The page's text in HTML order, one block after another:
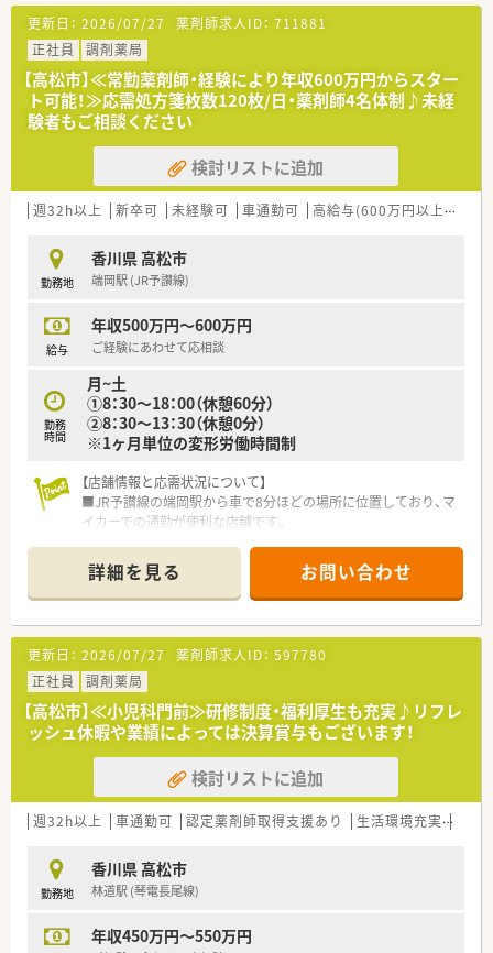
＜こんな方にもオススメ＞
■地域に根差して働きたい方
■自分の頑張りに合わせしっかりとした収入を得たい方
更新日： 2026/07/27 薬剤師求人ID： 711881
正社員
調剤薬局
【高松市】≪常勤薬剤師・経験により年収600万円からスター
ト可能！≫応需処方箋枚数120枚/日・薬剤師4名体制♪未経
験者もご相談ください
検討リストに追加
週32h以上 新卒可 未経験可 車通勤可 高給与(600万円以上)
勤務地
香川県 高松市
端岡駅 (JR予讃線)
給与
年収500万円～600万円
ご経験にあわせて応相談
勤務
時間
月~土
①8：30～18：00（休憩60分）
②8：30～13：30（休憩0分）
※1ヶ月単位の変形労働時間制
【店舗情報と応需状況について】
■JR予讃線の端岡駅から車で8分ほどの場所に位置しており、マ
イカーでの通勤が便利な店舗です。
120枚の処方箋に対応しています。
■現在は薬剤師4名が在籍しており、外来業務に加えて月190件
もの在宅業務を行っています。
【法人特徴について】
■香川県内で調剤薬局を4店舗展開しているほか、介護事業も手
掛けており経営基盤が安定しています。
■薬局と介護の両事業を通じて地域医療に貢献しており、長期的
な視点で安心して働ける法人です。
■医療機関や製薬会社との勉強会を積極的に開催しており、薬剤
師としてスキルアップできる環境です。
【想定される業務内容】
■外来処方箋に基づく調剤や監査、服薬指導に加えて、施設や居
■内科や眼科など複数の医療機関からの処方箋に対応するため、
幅広い薬学的知識が身につきます。
■月190件という豊富な在宅案件に対応するため、他職種と連携
詳細を見る お問い合わせ
更新日： 2026/07/27 薬剤師求人ID： 597780
正社員
調剤薬局
【高松市】≪小児科門前≫研修制度・福利厚生も充実♪リフレ
ッシュ休暇や業績によっては決算賞与もございます！
検討リストに追加
週32h以上 車通勤可 認定薬剤師取得支援あり 生活環境充実
勤務地
香川県 高松市
林道駅 (琴電長尾線)
年収450万円～550万円